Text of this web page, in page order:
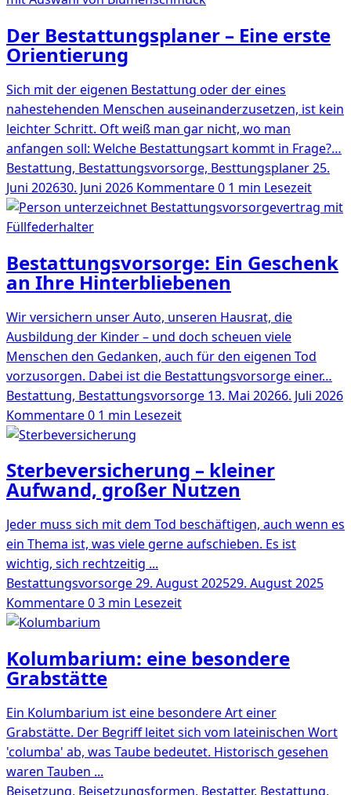
Der Bestattungsplaner – Eine erste
Orientierung
Sich mit der eigenen Bestattung oder der eines
nahestehenden Menschen auseinanderzusetzen, ist kein
leichter Schritt. Oft weiß man gar nicht, wo man
anfangen soll: Welche Bestattungsart kommt in Frage?…
Bestattung, Bestattungsvorsorge, Besttungsplaner25.
Juni 202630. Juni 2026 Kommentare 0 1 min Lesezeit
Bestattungsvorsorge: Ein Geschenk
an Ihre Hinterbliebenen
Wir versichern unser Auto, unseren Hausrat, die
Ausbildung der Kinder – und doch scheuen viele
Menschen den Gedanken, auch für den eigenen Tod
vorzusorgen. Dabei ist die Bestattungsvorsorge einer…
Bestattung, Bestattungsvorsorge 13. Mai 20266. Juli 2026
Kommentare 0 1 min Lesezeit
Sterbeversicherung – kleiner
Aufwand, großer Nutzen
Jeder muss sich mit dem Tod beschäftigen, auch wenn es
ein Thema ist, was viele gerne aufschieben. Es ist
wichtig, sich rechtzeitig ...
Bestattungsvorsorge29. August 202529. August 2025
Kommentare 03 min Lesezeit
Kolumbarium: eine besondere
Grabstätte
Ein Kolumbarium ist eine besondere Art einer
Grabstätte. Der Begriff leitet sich vom lateinischen Wort
'columba' ab, was Taube bedeutet. Historisch gesehen
waren Tauben ...
Beisetzung, Beisetzungsformen, Bestatter, Bestattung,